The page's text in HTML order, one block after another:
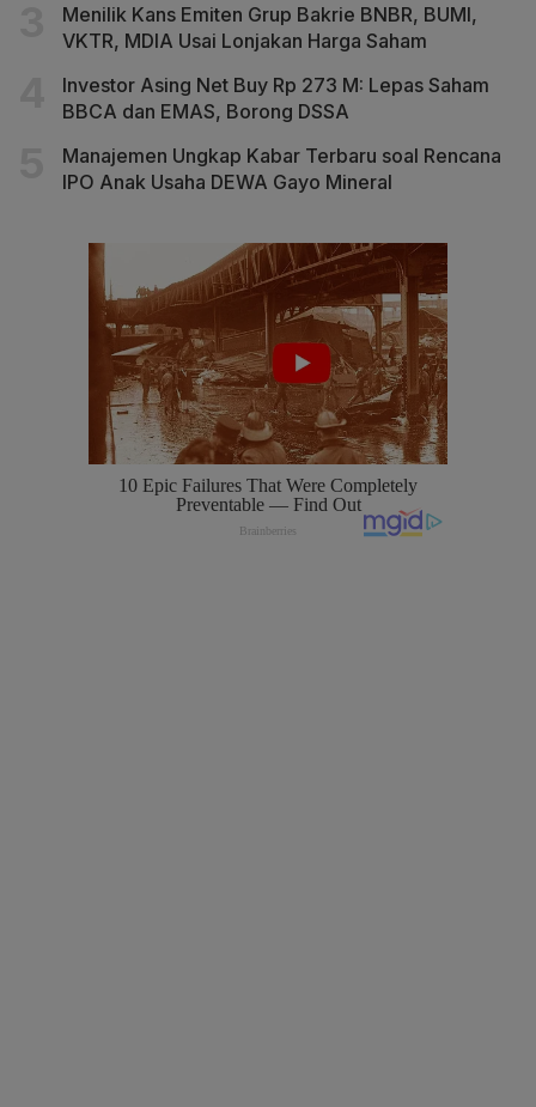
Menilik Kans Emiten Grup Bakrie BNBR, BUMI,
VKTR, MDIA Usai Lonjakan Harga Saham
Investor Asing Net Buy Rp 273 M: Lepas Saham
BBCA dan EMAS, Borong DSSA
Manajemen Ungkap Kabar Terbaru soal Rencana
IPO Anak Usaha DEWA Gayo Mineral